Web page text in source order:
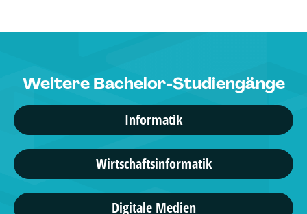
Weitere Bachelor-Studiengänge
Informatik
Wirtschaftsinformatik
Digitale Medien